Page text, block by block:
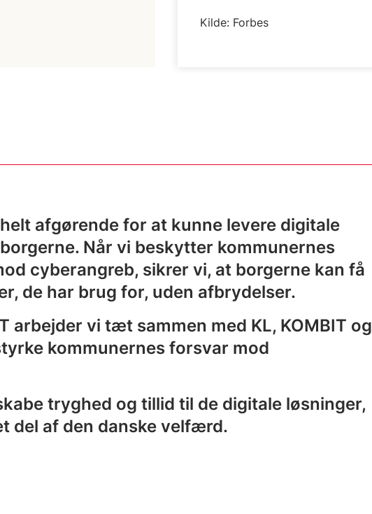
Kilde: Forbes
afgørende for at kunne levere digitale
Når vi beskytter kommunernes
cyberangreb, sikrer vi, at borgerne kan få
de har brug for, uden afbrydelser.
arbejder vi tæt sammen med KL, KOMBIT og
kommunernes forsvar mod
tryghed og tillid til de digitale løsninger,
del af den danske velfærd.